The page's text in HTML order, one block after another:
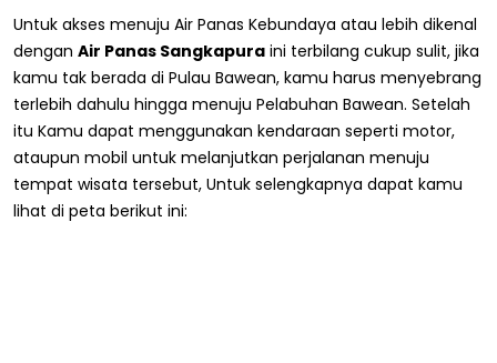
Untuk akses menuju Air Panas Kebundaya atau lebih dikenal
dengan Air Panas Sangkapura ini terbilang cukup sulit, jika
kamu tak berada di Pulau Bawean, kamu harus menyebrang
terlebih dahulu hingga menuju Pelabuhan Bawean. Setelah
itu Kamu dapat menggunakan kendaraan seperti motor,
ataupun mobil untuk melanjutkan perjalanan menuju
tempat wisata tersebut, Untuk selengkapnya dapat kamu
lihat di peta berikut ini: